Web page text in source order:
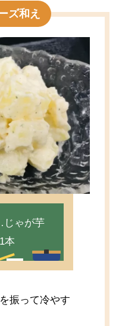
ズ和え
じゃが芋
本
振って冷やす